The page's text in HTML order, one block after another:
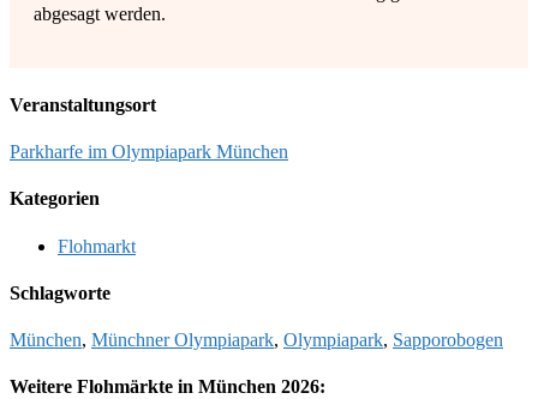
abgesagt werden.
Veranstaltungsort
Parkharfe im Olympiapark München
Kategorien
Flohmarkt
Schlagworte
München, Münchner Olympiapark, Olympiapark, Sapporobogen
Weitere Flohmärkte in München 2026: